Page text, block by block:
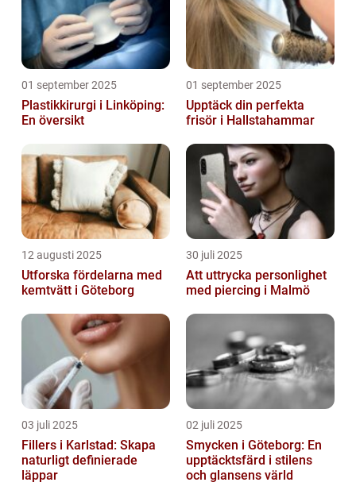
01 september 2025
Plastikkirurgi i Linköping:
En översikt
01 september 2025
Upptäck din perfekta
frisör i Hallstahammar
12 augusti 2025
Utforska fördelarna med
kemtvätt i Göteborg
30 juli 2025
Att uttrycka personlighet
med piercing i Malmö
03 juli 2025
Fillers i Karlstad: Skapa
naturligt definierade
läppar
02 juli 2025
Smycken i Göteborg: En
upptäcktsfärd i stilens
och glansens värld